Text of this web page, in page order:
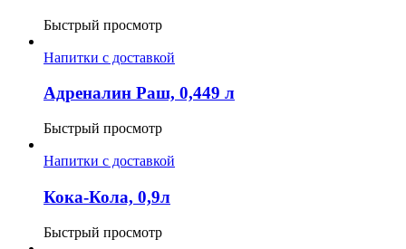
Быстрый просмотр
Напитки с доставкой
Адреналин Раш, 0,449 л
Быстрый просмотр
Напитки с доставкой
Кока-Кола, 0,9л
Быстрый просмотр